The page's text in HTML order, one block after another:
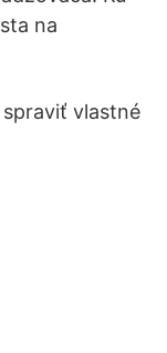
na
vlastné